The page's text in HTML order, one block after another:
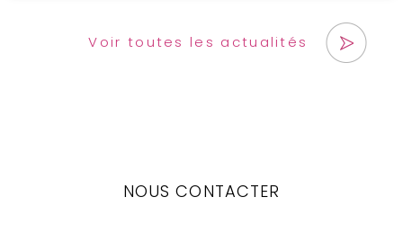
Voir toutes les actualités
NOUS CONTACTER